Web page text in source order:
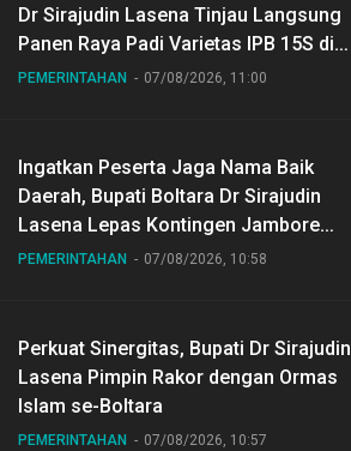
Dr Sirajudin Lasena Tinjau Langsung
Panen Raya Padi Varietas IPB 15S di
Desa Gihang
PEMERINTAHAN 07/08/2026, 11:00
Ingatkan Peserta Jaga Nama Baik
Daerah, Bupati Boltara Dr Sirajudin
Lasena Lepas Kontingen Jambore
Nasional ke XII di Buperta Cibubur
PEMERINTAHAN 07/08/2026, 10:58
Perkuat Sinergitas, Bupati Dr Sirajudin
Lasena Pimpin Rakor dengan Ormas
Islam se-Boltara
PEMERINTAHAN 07/08/2026, 10:57